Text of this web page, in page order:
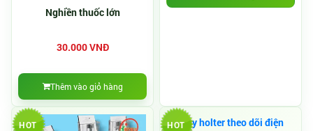
Nghiền thuốc lớn
30.000 VNĐ
Thêm vào giỏ hàng
HOT HOT